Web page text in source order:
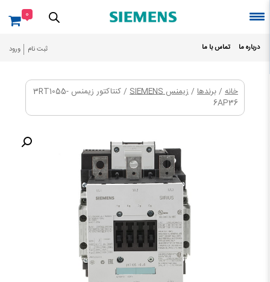
to
درباره ما تماس با ما ثبت نام ورود
0
خانه /برندها /زیمنس SIEMENS
/ کنتاکتور زیمنس 3RT1055-
6AP36